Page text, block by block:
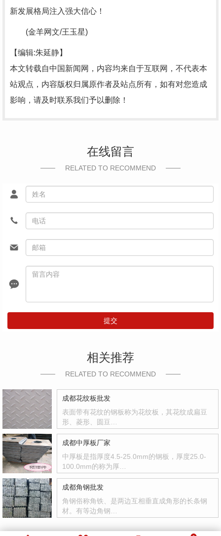
新发展格局注入强大信心！
(金羊网文/王玉星)
【编辑:朱延静】
本文转载自中国新闻网，内容均来自于互联网，不代表本
站观点，内容版权归属原作者及站点所有，如有对您造成
影响，请及时联系我们予以删除！
在线留言
RELATED TO RECOMMEND
提交
相关推荐
RELATED TO RECOMMEND
成都花纹板批发
表面带有花纹的钢板称为花纹板，其花纹成扁豆
形、菱形、圆豆…
成都中厚板厂家
中厚板是指厚度4.5-25.0mm的钢板，厚度25.0-
100.0mm的称为厚…
成都角钢批发
角钢俗称角铁、是两边互相垂直成角形的长条钢
材。有等边角钢…